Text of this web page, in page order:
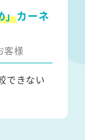
」カーネ
客様
できない